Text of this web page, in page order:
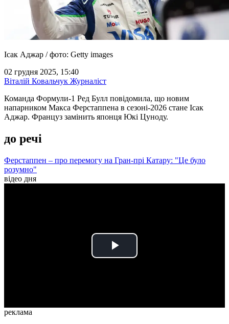
Ісак Аджар / фото: Getty images
02 грудня 2025, 15:40
Віталій Ковальчук Журналіст
Команда Формули-1 Ред Булл повідомила, що новим
напарником Макса Ферстаппена в сезоні-2026 стане Ісак
Аджар. Француз замінить японця Юкі Цуноду.
до речі
Ферстаппен – про перемогу на Гран-прі Катару: "Це було
розумно"
відео дня
Play
реклама